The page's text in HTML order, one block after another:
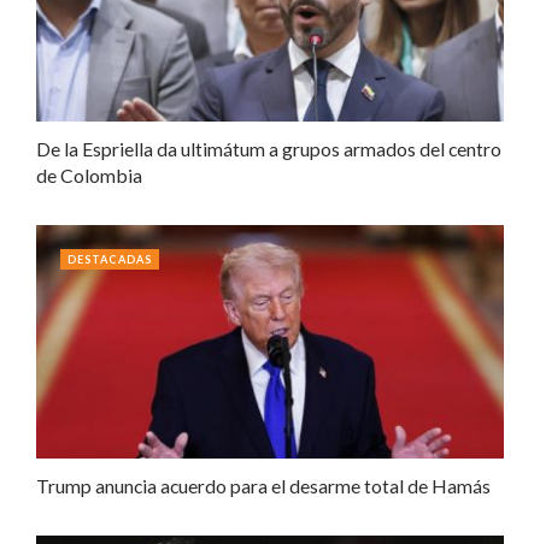
De la Espriella da ultimátum a grupos armados del centro
de Colombia
Trump anuncia acuerdo para el desarme total de Hamás
DESTACADAS